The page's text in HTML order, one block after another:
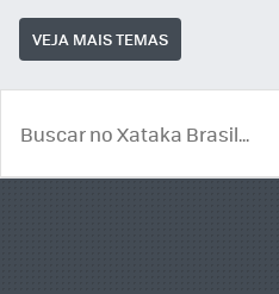
VEJA MAIS TEMAS